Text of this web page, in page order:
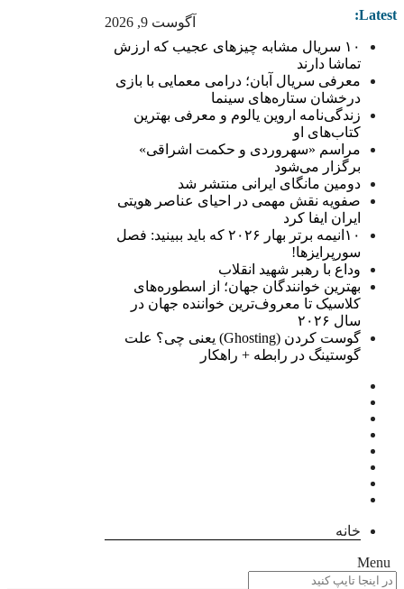
آگوست 9, 2026 Latest:
۱۰ سریال مشابه چیزهای عجیب که ارزش
تماشا دارند
معرفی سریال آبان؛ درامی معمایی با بازی
درخشان ستاره‌های سینما
زندگی‌نامه اروین یالوم و معرفی بهترین
کتاب‌های او
مراسم «سهروردی و حکمت اشراقی»
برگزار می‌شود
دومین مانگای ایرانی منتشر شد
صفویه نقش مهمی در احیای عناصر هویتی
ایران ایفا کرد
۱۰انیمه برتر بهار ۲۰۲۶ که باید ببینید: فصل
سورپرایزها!
وداع با رهبر شهید انقلاب
بهترین خوانندگان جهان؛ از اسطوره‌های
کلاسیک تا معروف‌ترین خواننده جهان در
سال ۲۰۲۶
گوست کردن (Ghosting) یعنی چی؟ علت
گوستینگ در رابطه + راهکار
خانه
Menu